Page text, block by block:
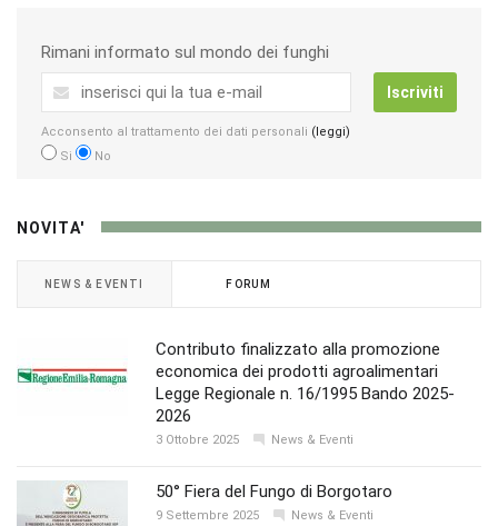
Rimani informato sul mondo dei funghi
Iscriviti
Acconsento al trattamento dei dati personali (leggi)
Si
No
NOVITA'
NEWS & EVENTI FORUM
Contributo finalizzato alla promozione
economica dei prodotti agroalimentari
Legge Regionale n. 16/1995 Bando 2025-
2026
3 Ottobre 2025 News & Eventi
50° Fiera del Fungo di Borgotaro
9 Settembre 2025 News & Eventi